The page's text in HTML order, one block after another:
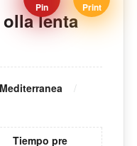
Pin Print
lenta
Mediterranea
Tiempo pre